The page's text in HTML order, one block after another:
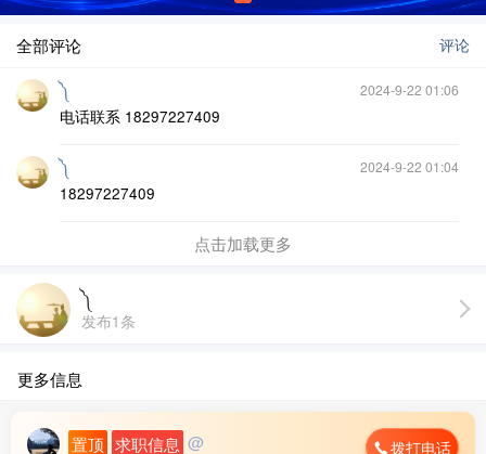
全部评论 评论
༽ 2024-9-22 01:06
电话联系 18297227409
༽ 2024-9-22 01:04
18297227409
点击加载更多
༽
发布1条
更多信息
置顶 求职信息 @ 拨打电话